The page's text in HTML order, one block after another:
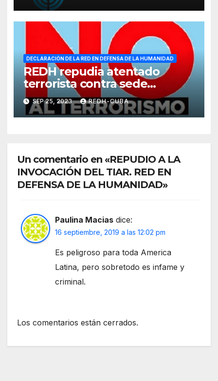
DECLARACIÓN DE LA RED EN DEFENSA DE LA HUMANIDAD
REDH repudia atentado
terrorista contra sede
diplomática cubana en
Washington
SEP 25, 2023 REDH-CUBA
Un comentario en «REPUDIO A LA
INVOCACIÓN DEL TIAR. RED EN
DEFENSA DE LA HUMANIDAD»
Paulina Macias dice:
16 septiembre, 2019 a las 12:02 pm
Es peligroso para toda America
Latina, pero sobretodo es infame y
criminal.
Los comentarios están cerrados.